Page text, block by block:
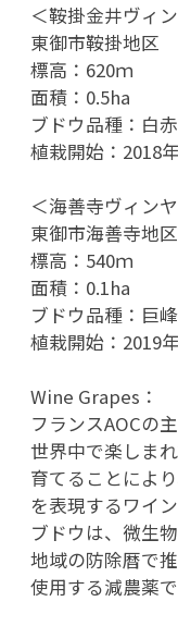
＜鞍掛金井ヴィ
東御市鞍掛地区
標高：620ｍ
面積：0.5ha
ブドウ品種：白
植栽開始：2018年
＜海善寺ヴィン
東御市海善寺地区
標高：540ｍ
面積：0.1ha
ブドウ品種：巨峰
植栽開始：2019年
Wine Grapes：
フランスAOCの
世界中で楽しま
育てることによ
を表現するワイ
ブドウは、微生
地域の防除暦で
使用する減農薬